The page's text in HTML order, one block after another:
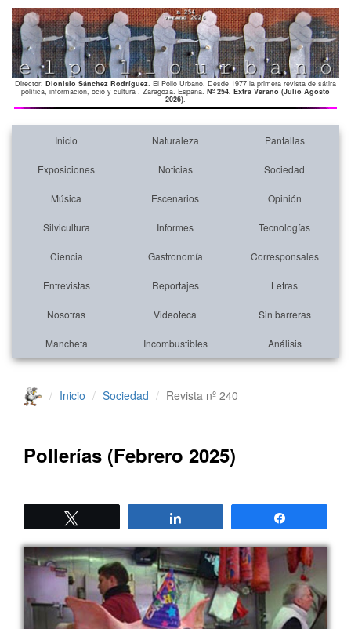
Director: Dionisio Sánchez Rodríguez. El Pollo Urbano. Desde 1977 la primera revista de sátira
política, información, ocio y cultura . Zaragoza. España. Nº 254. Extra Verano (Julio Agosto
2026).
Inicio Naturaleza Pantallas
Exposiciones Noticias Sociedad
Música Escenarios Opinión
Silvicultura Informes Tecnologías
Ciencia Gastronomía Corresponsales
Entrevistas Reportajes Letras
Nosotras Videoteca Sin barreras
Mancheta Incombustibles Análisis
Inicio Sociedad Revista nº 240
Pollerías (Febrero 2025)